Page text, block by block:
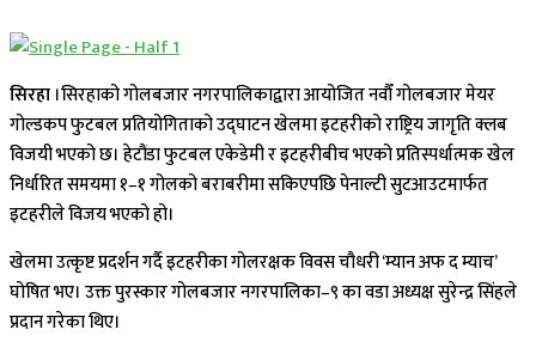
सिरहा ।सिरहाको गोलबजार नगरपालिकाद्वारा आयोजित नवौँ गोलबजार मेयर
गोल्डकप फुटबल प्रतियोगिताको उद्घाटन खेलमा इटहरीको राष्ट्रिय जागृति क्लब
विजयी भएको छ। हेटौंडा फुटबल एकेडेमी र इटहरीबीच भएको प्रतिस्पर्धात्मक खेल
निर्धारित समयमा १–१ गोलको बराबरीमा सकिएपछि पेनाल्टी सुटआउटमार्फत
इटहरीले विजय भएको हो।
खेलमा उत्कृष्ट प्रदर्शन गर्दै इटहरीका गोलरक्षक विवस चौधरी ‘म्यान अफ द म्याच’
घोषित भए। उक्त पुरस्कार गोलबजार नगरपालिका–९ का वडा अध्यक्ष सुरेन्द्र सिंहले
प्रदान गरेका थिए।